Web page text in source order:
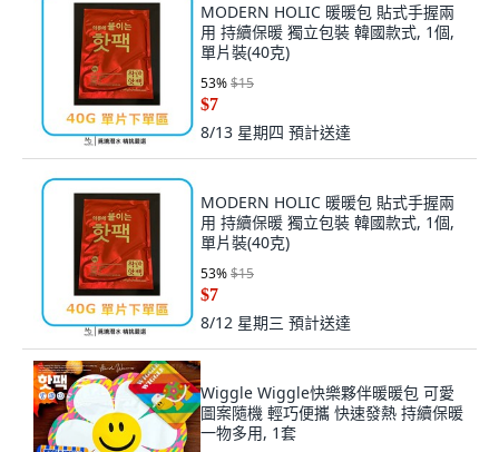
MODERN HOLIC 暖暖包 貼式手握兩
用 持續保暖 獨立包裝 韓國款式, 1個,
單片裝(40克)
53%$15
$7
8/13 星期四 預計送達
MODERN HOLIC 暖暖包 貼式手握兩
用 持續保暖 獨立包裝 韓國款式, 1個,
單片裝(40克)
53%$15
$7
8/12 星期三 預計送達
Wiggle Wiggle快樂夥伴暖暖包 可愛
圖案隨機 輕巧便攜 快速發熱 持續保暖
一物多用, 1套